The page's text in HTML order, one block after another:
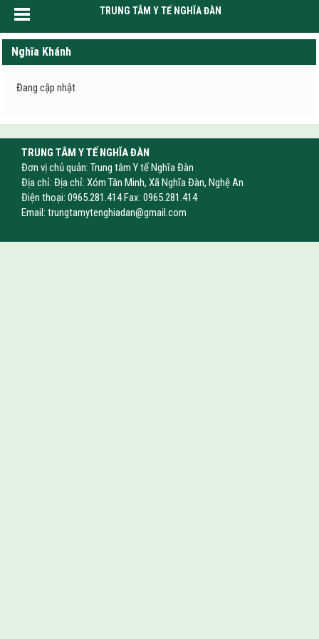
TRUNG TÂM Y TẾ NGHĨA ĐÀN
Nghĩa Khánh
Đang cập nhật
TRUNG TÂM Y TẾ NGHĨA ĐÀN
Đơn vị chủ quản: Trung tâm Y tế Nghĩa Đàn
Địa chỉ: Địa chỉ: Xóm Tân Minh, Xã Nghĩa Đàn, Nghệ An
Điện thoại: 0965.281.414 Fax: 0965.281.414
Email: trungtamytenghiadan@gmail.com